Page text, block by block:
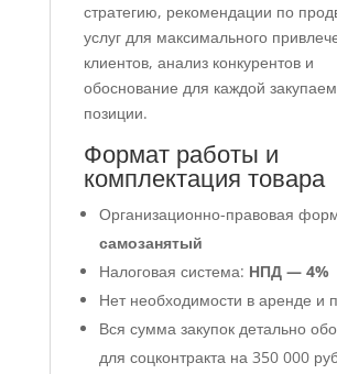
стратегию, рекомендации по
услуг для максимального
клиентов, анализ конкурентов и
обоснование для каждой
позиции.
Формат работы и
комплектация товара
Организационно-правовая
самозанятый
Налоговая система: НПД — 4%
Нет необходимости в аренде и
Вся сумма закупок детально
для соцконтракта на 350 000